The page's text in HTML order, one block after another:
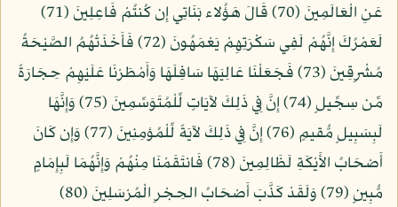
عَنِ الْعَالَمِينَ (70) قَالَ هَؤُلاء بَنَاتِي إِن كُنتُمْ فَاعِلِينَ (71)
لَعَمْرُكَ إِنَّهُمْ لَفِي سَكْرَتِهِمْ يَعْمَهُونَ (72) فَأَخَذَتْهُمُ الصَّيْحَةُ
مُشْرِقِينَ (73) فَجَعَلْنَا عَالِيَهَا سَافِلَهَا وَأَمْطَرْنَا عَلَيْهِمْ حِجَارَةً
مِّن سِجِّيلٍ (74) إِنَّ فِي ذَلِكَ لآيَاتٍ لِّلْمُتَوَسِّمِينَ (75) وَإِنَّهَا
لَبِسَبِيلٍ مُّقيمٍ (76) إِنَّ فِي ذَلِكَ لآيَةً لِّلْمُؤمِنِينَ (77) وَإِن كَانَ
أَصْحَابُ الأَيْكَةِ لَظَالِمِينَ (78) فَانتَقَمْنَا مِنْهُمْ وَإِنَّهُمَا لَبِإِمَامٍ
مُّبِينٍ (79) وَلَقَدْ كَذَّبَ أَصْحَابُ الحِجْرِ الْمُرْسَلِينَ (80)